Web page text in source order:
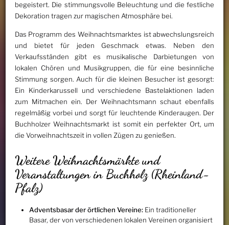
begeistert. Die stimmungsvolle Beleuchtung und die festliche
Dekoration tragen zur magischen Atmosphäre bei.
Das Programm des Weihnachtsmarktes ist abwechslungsreich
und bietet für jeden Geschmack etwas. Neben den
Verkaufsständen gibt es musikalische Darbietungen von
lokalen Chören und Musikgruppen, die für eine besinnliche
Stimmung sorgen. Auch für die kleinen Besucher ist gesorgt:
Ein Kinderkarussell und verschiedene Bastelaktionen laden
zum Mitmachen ein. Der Weihnachtsmann schaut ebenfalls
regelmäßig vorbei und sorgt für leuchtende Kinderaugen. Der
Buchholzer Weihnachtsmarkt ist somit ein perfekter Ort, um
die Vorweihnachtszeit in vollen Zügen zu genießen.
Weitere Weihnachtsmärkte und
Veranstaltungen in Buchholz (Rheinland-
Pfalz)
Adventsbasar der örtlichen Vereine:Ein traditioneller
Basar, der von verschiedenen lokalen Vereinen organisiert